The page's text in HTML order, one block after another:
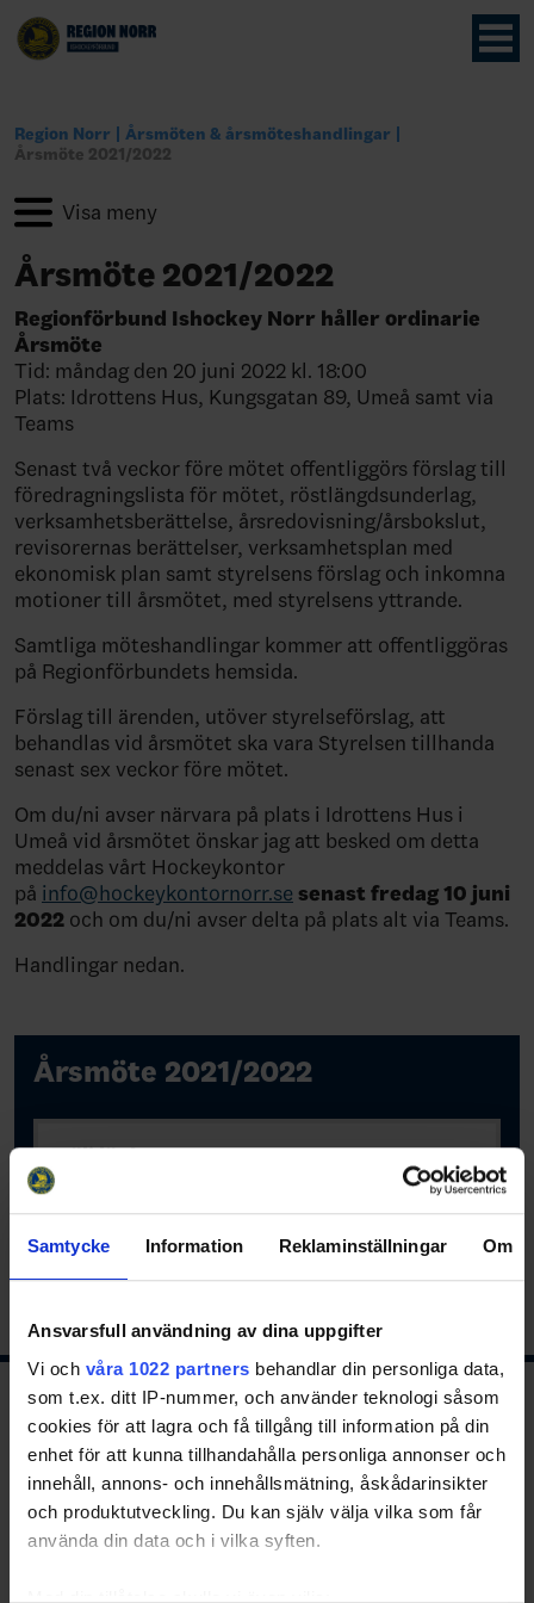
Samtycke Information Reklaminställningar Om
Ansvarsfull användning av dina uppgifter
Vi och våra 1022 partners behandlar din personliga data,
som t.ex. ditt IP-nummer, och använder teknologi såsom
cookies för att lagra och få tillgång till information på din
enhet för att kunna tillhandahålla personliga annonser och
innehåll, annons- och innehållsmätning, åskådarinsikter
och produktutveckling. Du kan själv välja vilka som får
använda din data och i vilka syften.
Med din tillåtelse skulle vi även vilja:
Region Norr
Årsmöten & årsmöteshandlingar
Årsmöte 2021/2022
Årsmöte 2021/2022
Regionförbund Ishockey Norr håller ordinarie
Årsmöte
Tid: måndag den 20 juni 2022 kl. 18:00
Plats: Idrottens Hus, Kungsgatan 89, Umeå samt via
Teams
Senast två veckor före mötet offentliggörs förslag till
föredragningslista för mötet, röstlängdsunderlag,
verksamhetsberättelse, årsredovisning/årsbokslut,
revisorernas berättelser, verksamhetsplan med
ekonomisk plan samt styrelsens förslag och inkomna
motioner till årsmötet, med styrelsens yttrande.
Samtliga möteshandlingar kommer att offentliggöras
på Regionförbundets hemsida.
Förslag till ärenden, utöver styrelseförslag, att
behandlas vid årsmötet ska vara Styrelsen tillhanda
senast sex veckor före mötet.
Om du/ni avser närvara på plats i Idrottens Hus i
Umeå vid årsmötet önskar jag att besked om detta
meddelas vårt Hockeykontor
på info@hockeykontornorr.se senast fredag 10 juni
2022 och om du/ni avser delta på plats alt via Teams.
Handlingar nedan.
Årsmöte 2021/2022
Välj länk
ShareFacebook
TwitterEmailPrint
Ishockeyns huvudsponsor